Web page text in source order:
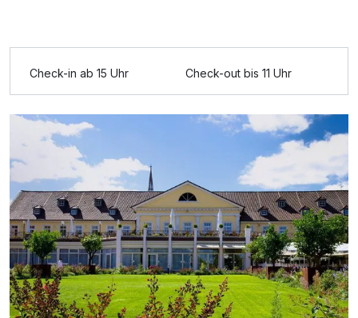
Zusatznächte
Für 3 Tage p.P. ab308,00 €
Einzelzimmer
1 Erwachsenen
Check-in ab 15 Uhr Check-out bis 11 Uhr